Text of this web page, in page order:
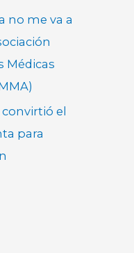
no me va a
Médicas
el
para